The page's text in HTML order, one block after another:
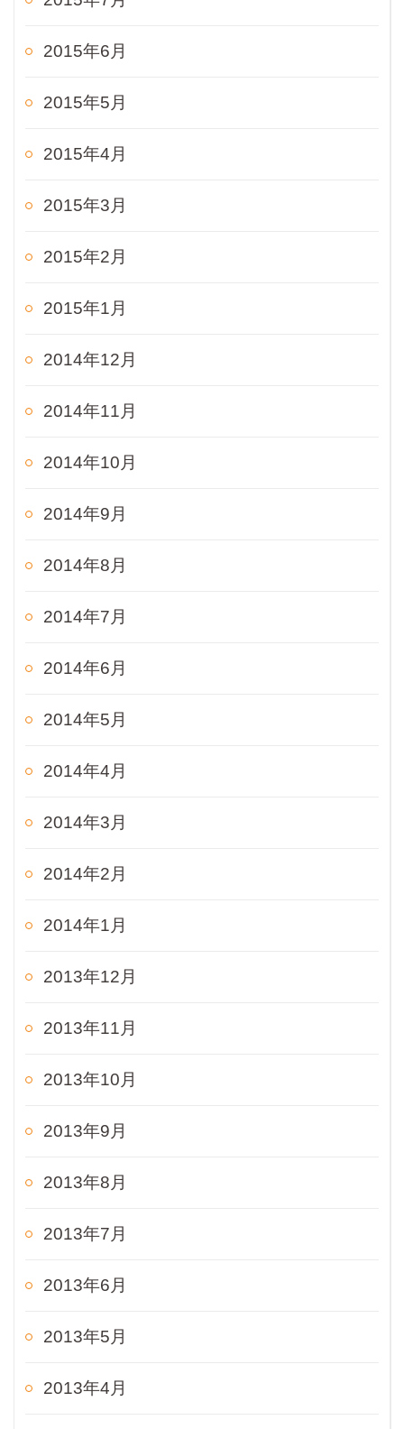
2015年6月
2015年5月
2015年4月
2015年3月
2015年2月
2015年1月
2014年12月
2014年11月
2014年10月
2014年9月
2014年8月
2014年7月
2014年6月
2014年5月
2014年4月
2014年3月
2014年2月
2014年1月
2013年12月
2013年11月
2013年10月
2013年9月
2013年8月
2013年7月
2013年6月
2013年5月
2013年4月